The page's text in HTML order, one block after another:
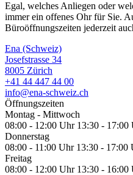
Egal, welches Anliegen oder
immer ein offenes Ohr für Sie.
Büroöffnungszeiten jederzeit
Ena (Schweiz)
Josefstrasse 34
8005 Zürich
+41 44 447 44 00
info@ena-schweiz.ch
Öffnungszeiten
Montag - Mittwoch
08:00 - 12:00 Uhr 13:30 - 17:00
Donnerstag
08:00 - 11:00 Uhr 13:30 - 17:00
Freitag
08:00 - 12:00 Uhr 13:30 - 16:00